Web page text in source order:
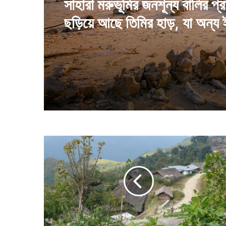
August 7, 2026
সাহারা মরুভূমির জনশূন্য বালির
ছড়িয়ে আছে তিমির হাড়, যা অন্য
বলছে
২ বার সূর্য ডোবা দেখবে এক ছোট্ট
পর্যটক থেকে ফটোগ্রাফাররা ভিড়
সেখানে
র
এ
ই
বা
ড়ি
টি